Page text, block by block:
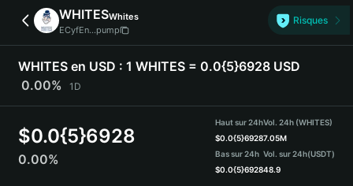
简体中文
繁體中文
Português (Portugal)
Bahasa Indonesia
ภาษาไทย
हिन्दी
Español
Português (Brasil)
WHITESWhites
ECyfEn...pump
Risques
WHITES en USD : 1 WHITES = 0.0{5}6928 USD
0.00%
1D
$0.0{5}6928
0.00%
Haut sur 24h
$0.0{5}6928
Bas sur 24h
$0.0{5}6928
Vol. 24h (WHITES)
7.05M
Vol. sur 24h(USDT)
48.9